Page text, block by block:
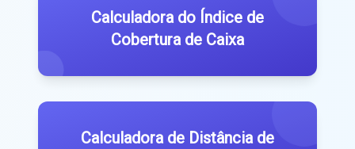
Calculadora do Índice de
Cobertura de Caixa
Calculadora de Distância de